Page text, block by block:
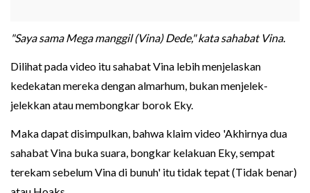
"Saya sama Mega manggil (Vina) Dede," kata sahabat Vina.
Dilihat pada video itu sahabat Vina lebih menjelaskan
kedekatan mereka dengan almarhum, bukan menjelek-
jelekkan atau membongkar borok Eky.
Maka dapat disimpulkan, bahwa klaim video 'Akhirnya dua
sahabat Vina buka suara, bongkar kelakuan Eky, sempat
terekam sebelum Vina di bunuh' itu tidak tepat (Tidak benar)